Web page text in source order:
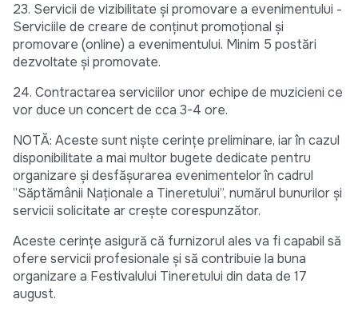
23. Servicii de vizibilitate și promovare a evenimentului -
Serviciile de creare de conținut promoțional și
promovare (online) a evenimentului. Minim 5 postări
dezvoltate și promovate.
24. Contractarea serviciilor unor echipe de muzicieni ce
vor duce un concert de cca 3-4 ore.
NOTĂ: Aceste sunt niște cerințe preliminare, iar în cazul
disponibilitate a mai multor bugete dedicate pentru
organizare și desfășurarea evenimentelor în cadrul
”Săptămânii Naționale a Tineretului”, numărul bunurilor și
servicii solicitate ar crește corespunzător.
Aceste cerințe asigură că furnizorul ales va fi capabil să
ofere servicii profesionale și să contribuie la buna
organizare a Festivalului Tineretului din data de 17
august.